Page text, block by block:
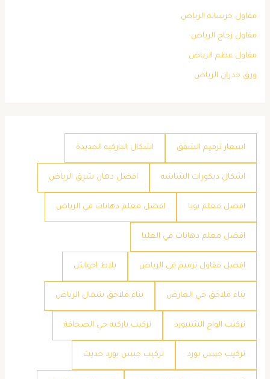
مقاول خرسانه الرياض
مقاول زجاج الرياض
مقاول عظم الرياض
ورق جدران الرياض
اسعار ترميم الشقق اشكال الباركيه الجديدة
اشكال ديكورات الشاشه افضل دهان شرق الرياض
افضل معلم بويا افضل معلم دهانات في الرياض
افضل معلم دهانات في العليا
افضل مقاول ترميم في الرياض بلاط احواش
بناء ملاحق حي العارض بناء ملاحق شمال الرياض
تركيب الواح الشيبورد تركيب باركيه حي الصحافة
تركيب جبس بورد تركيب جبس بورد حديث